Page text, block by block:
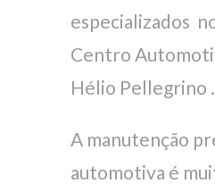
especializados
Centro
Hélio Pellegrino .
A manutenção
automotiva é